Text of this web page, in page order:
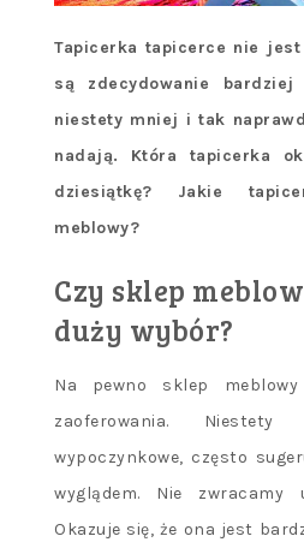
Tapicerka tapicerce nie
są zdecydowanie bardziej
niestety mniej i tak
nadają. Która tapicerka
dziesiątkę? Jakie
meblowy?
Czy sklep
duży wybór?
Na pewno sklep
zaoferowania. Niestety
wypoczynkowe, często
wyglądem. Nie zwracamy
Okazuje się, że ona jest